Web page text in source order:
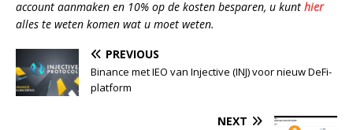
account aanmaken en 10% op de kosten besparen, u kunt hier
alles te weten komen wat u moet weten.
PREVIOUS
Binance met IEO van Injective (INJ) voor nieuw DeFi-
platform
NEXT